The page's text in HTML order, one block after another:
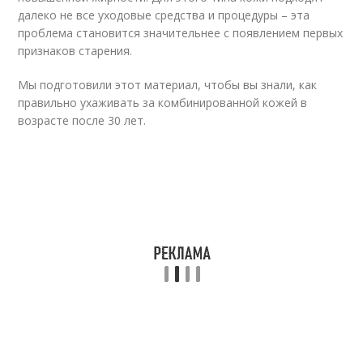
далеко не все уходовые средства и процедуры – эта
проблема становится значительнее с появлением первых
признаков старения.
Мы подготовили этот материал, чтобы вы знали, как
правильно ухаживать за комбинированной кожей в
возрасте после 30 лет.